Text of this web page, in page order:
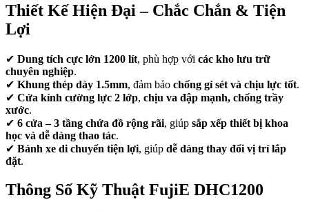
Thiết Kế Hiện Đại – Chắc Chắn & Tiện
Lợi
✔ Dung tích cực lớn 1200 lít, phù hợp với các kho lưu trữ
chuyên nghiệp.
✔ Khung thép dày 1.5mm, đảm bảo chống gỉ sét và chịu lực tốt.
✔ Cửa kính cường lực 2 lớp, chịu va đập mạnh, chống trầy
xước.
✔ 6 cửa – 3 tầng chứa đồ rộng rãi, giúp sắp xếp thiết bị khoa
học và dễ dàng thao tác.
✔ Bánh xe di chuyển tiện lợi, giúp dễ dàng thay đổi vị trí lắp
đặt.
Thông Số Kỹ Thuật FujiE DHC1200